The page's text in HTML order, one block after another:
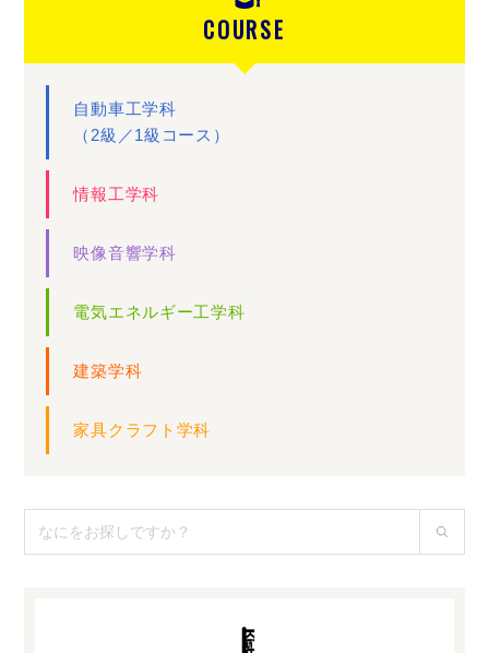
COURSE
自動車工学科
（2級／1級コース）
情報工学科
映像音響学科
電気エネルギー工学科
建築学科
家具クラフト学科